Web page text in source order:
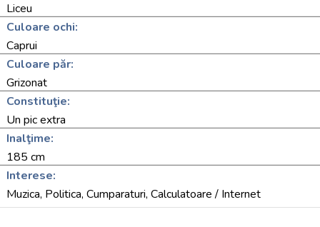
Liceu
Culoare ochi:
Caprui
Culoare păr:
Grizonat
Constituţie:
Un pic extra
Inalţime:
185 cm
Interese:
Muzica, Politica, Cumparaturi, Calculatoare / Internet